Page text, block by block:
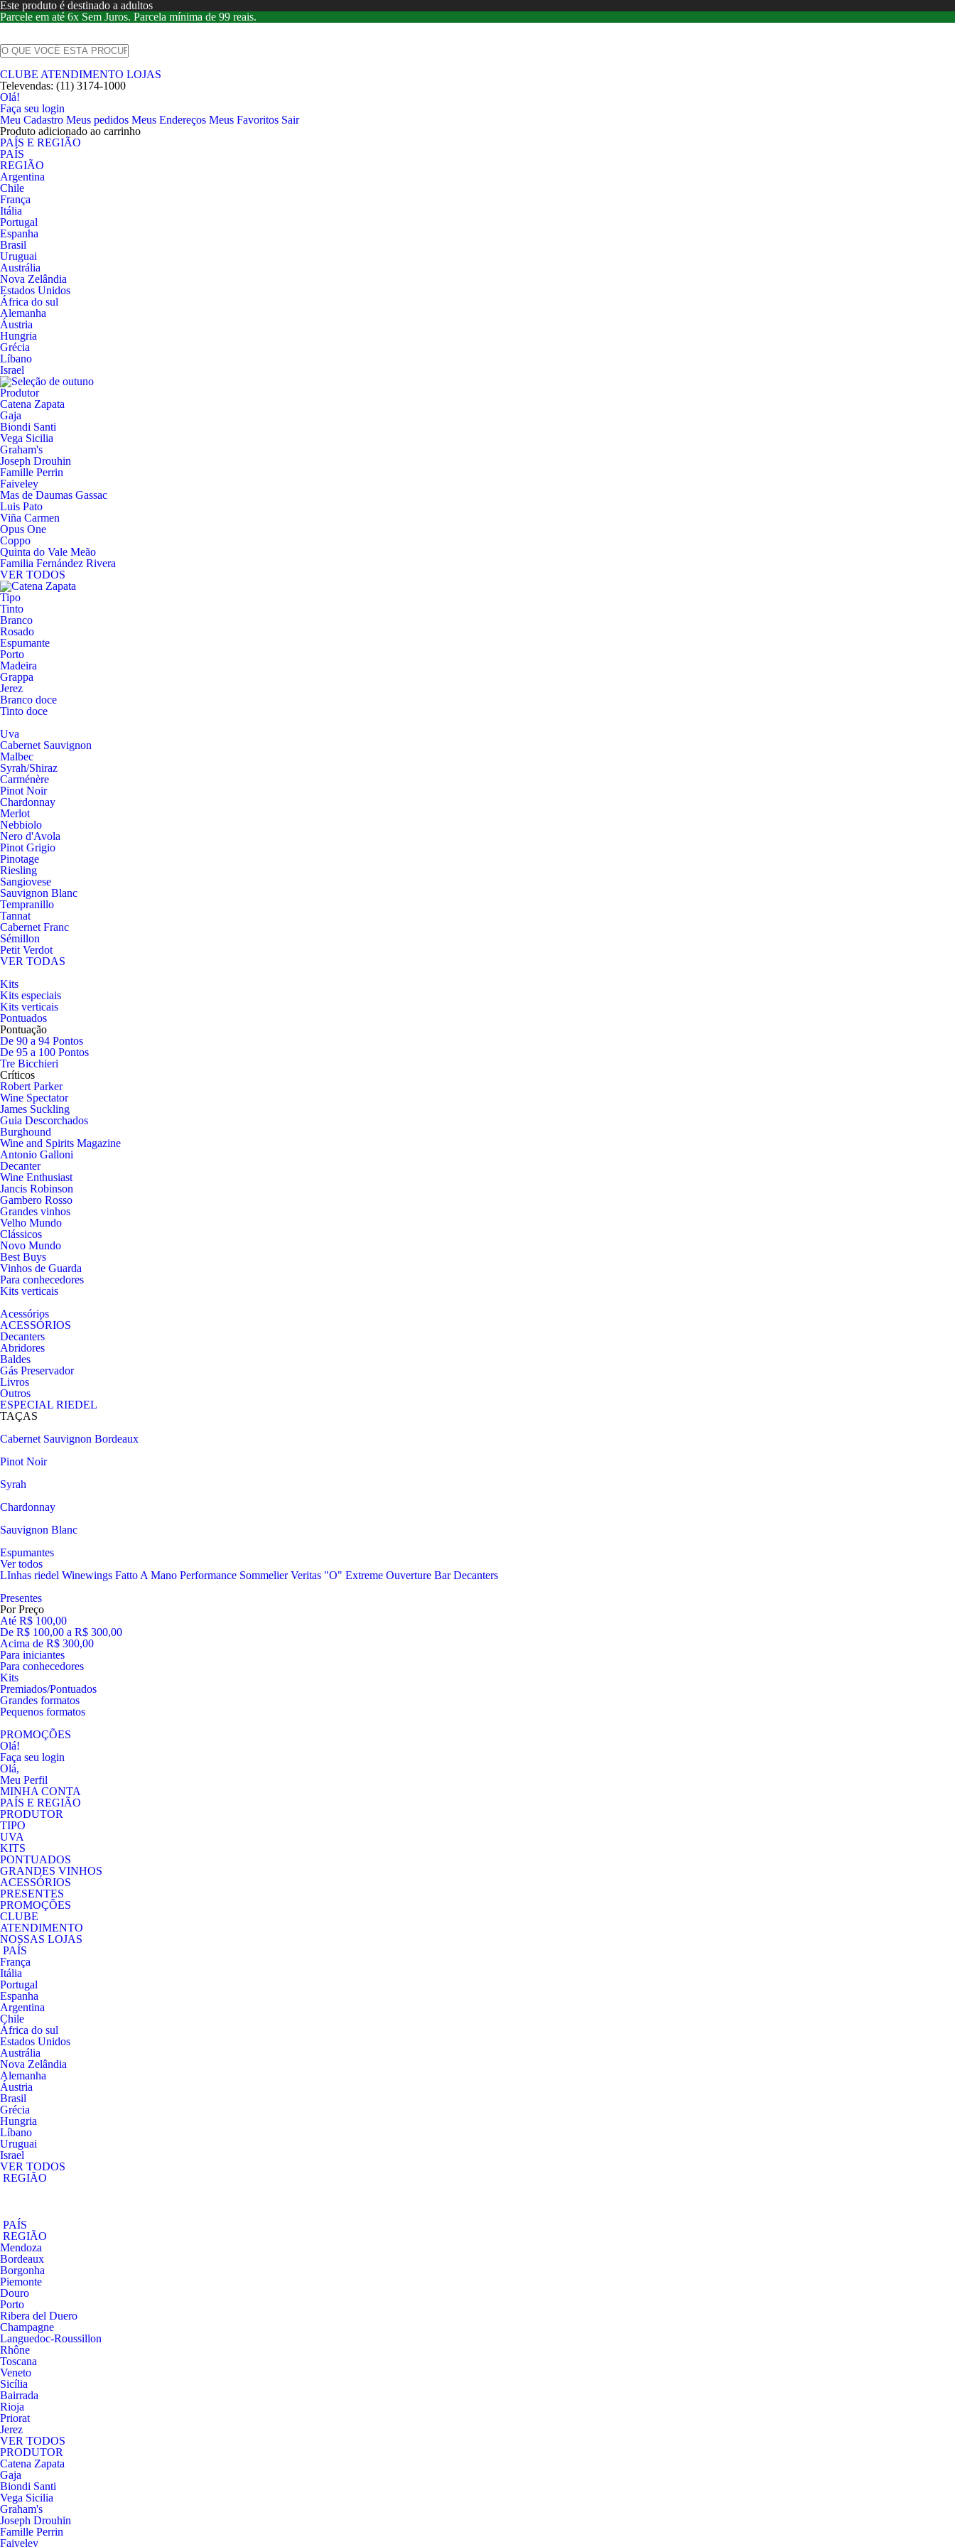
Este produto é destinado a adultos
Parcele em até 6x Sem Juros. Parcela mínima de 99 reais.
CLUBE ATENDIMENTO LOJAS
Televendas: (11) 3174-1000
Olá!
Faça seu login
Meu Cadastro Meus pedidos Meus Endereços Meus Favoritos Sair
Produto adicionado ao carrinho
PAÍS E REGIÃO
PAÍS
REGIÃO
Argentina
Chile
França
Itália
Portugal
Espanha
Brasil
Uruguai
Austrália
Nova Zelândia
Estados Unidos
África do sul
Alemanha
Áustria
Hungria
Grécia
Líbano
Israel
Produtor
Catena Zapata
Gaja
Biondi Santi
Vega Sicilia
Graham's
Joseph Drouhin
Famille Perrin
Faiveley
Mas de Daumas Gassac
Luis Pato
Viña Carmen
Opus One
Coppo
Quinta do Vale Meão
Familia Fernández Rivera
VER TODOS
Tipo
Tinto
Branco
Rosado
Espumante
Porto
Madeira
Grappa
Jerez
Branco doce
Tinto doce
Uva
Cabernet Sauvignon
Malbec
Syrah/Shiraz
Carménère
Pinot Noir
Chardonnay
Merlot
Nebbiolo
Nero d'Avola
Pinot Grigio
Pinotage
Riesling
Sangiovese
Sauvignon Blanc
Tempranillo
Tannat
Cabernet Franc
Sémillon
Petit Verdot
VER TODAS
Kits
Kits especiais
Kits verticais
Pontuados
Pontuação
De 90 a 94 Pontos
De 95 a 100 Pontos
Tre Bicchieri
Críticos
Robert Parker
Wine Spectator
James Suckling
Guia Descorchados
Burghound
Wine and Spirits Magazine
Antonio Galloni
Decanter
Wine Enthusiast
Jancis Robinson
Gambero Rosso
Grandes vinhos
Velho Mundo
Clássicos
Novo Mundo
Best Buys
Vinhos de Guarda
Para conhecedores
Kits verticais
Acessórios
ACESSÓRIOS
Decanters
Abridores
Baldes
Gás Preservador
Livros
Outros
ESPECIAL RIEDEL
TAÇAS
Cabernet Sauvignon Bordeaux
Pinot Noir
Syrah
Chardonnay
Sauvignon Blanc
Espumantes
Ver todos
LInhas riedel Winewings Fatto A Mano Performance Sommelier Veritas "O" Extreme Ouverture Bar Decanters
Presentes
Por Preço
Até R$ 100,00
De R$ 100,00 a R$ 300,00
Acima de R$ 300,00
Para iniciantes
Para conhecedores
Kits
Premiados/Pontuados
Grandes formatos
Pequenos formatos
PROMOÇÕES
Olá!
Faça seu login
Olá,
Meu Perfil
MINHA CONTA
PAÍS E REGIÃO
PRODUTOR
TIPO
UVA
KITS
PONTUADOS
GRANDES VINHOS
ACESSÓRIOS
PRESENTES
PROMOÇÕES
CLUBE
ATENDIMENTO
NOSSAS LOJAS
PAÍS
França
Itália
Portugal
Espanha
Argentina
Chile
África do sul
Estados Unidos
Austrália
Nova Zelândia
Alemanha
Áustria
Brasil
Grécia
Hungria
Líbano
Uruguai
Israel
VER TODOS
REGIÃO
PAÍS
REGIÃO
Mendoza
Bordeaux
Borgonha
Piemonte
Douro
Porto
Ribera del Duero
Champagne
Languedoc-Roussillon
Rhône
Toscana
Veneto
Sicília
Bairrada
Rioja
Priorat
Jerez
VER TODOS
PRODUTOR
Catena Zapata
Gaja
Biondi Santi
Vega Sicilia
Graham's
Joseph Drouhin
Famille Perrin
Faiveley